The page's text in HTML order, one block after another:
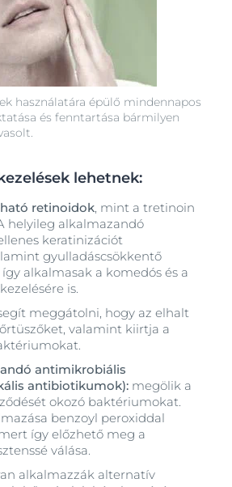
használatára épülő mindennapos
és fenntartása bármilyen
lehetnek:
retinoidok, mint a tretinoin
helyileg alkalmazandó
keratinizációt
gyulladáscsökkentő
alkalmasak a komedós és a
is.
meggátolni, hogy az elhalt
valamint kiirtja a
antimikrobiális
antibiotikumok): megölik a
okozó baktériumokat.
benzoyl peroxiddal
így előzhető meg a
válása.
alkalmazzák alternatív